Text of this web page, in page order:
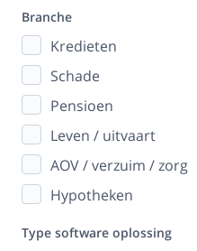
Branche
Kredieten
Schade
Pensioen
Leven / uitvaart
AOV / verzuim / zorg
Hypotheken
Type software oplossing